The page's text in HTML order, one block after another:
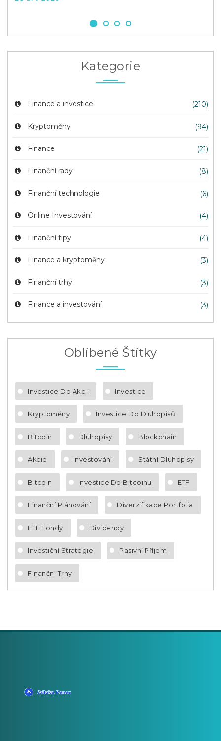
Kategorie
Finance a investice (210)
Kryptoměny (94)
Finance (21)
Finanční rady (8)
Finanční technologie (6)
Online Investování (4)
Finanční tipy (4)
Finance a kryptoměny (3)
Finanční trhy (3)
Finance a investování (3)
Oblíbené Štítky
Investice Do Akcií Investice
Kryptoměny Investice Do Dluhopisů
Bitcoin Dluhopisy Blockchain
Akcie Investování Státní Dluhopisy
Bitcoin Investice Do Bitcoinu ETF
Finanční Plánování Diverzifikace Portfolia
ETF Fondy Dividendy
Investiční Strategie Pasivní Příjem
Finanční Trhy